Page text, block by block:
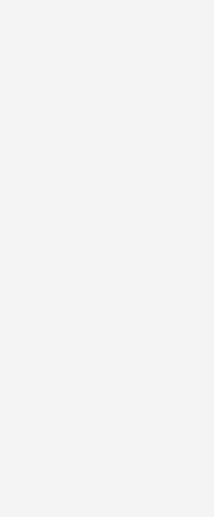
Aber was passiert bei
warnt vor
solaren